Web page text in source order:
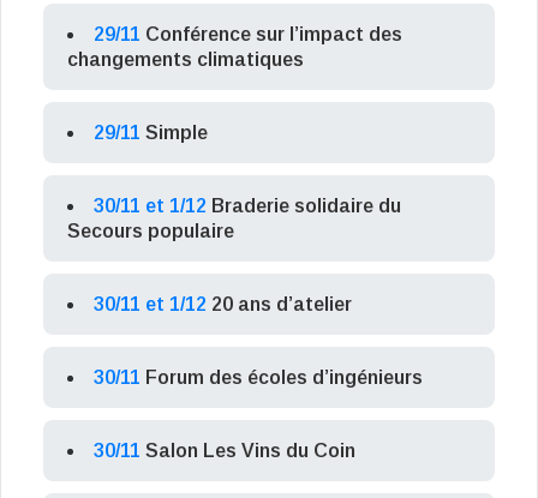
29/11 Conférence sur l’impact des
changements climatiques
29/11 Simple
30/11 et 1/12 Braderie solidaire du
Secours populaire
30/11 et 1/12 20 ans d’atelier
30/11 Forum des écoles d’ingénieurs
30/11 Salon Les Vins du Coin